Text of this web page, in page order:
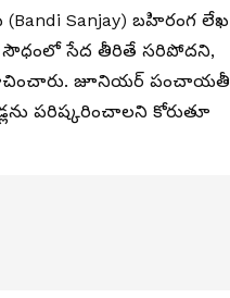
(Bandi Sanjay) బహిరంగ లేఖ
సౌధంలో సేద తీరితే సరిపోదని,
సూచించారు. జూనియర్ పంచాయతీ
పరిష్కరించాలని కోరుతూ